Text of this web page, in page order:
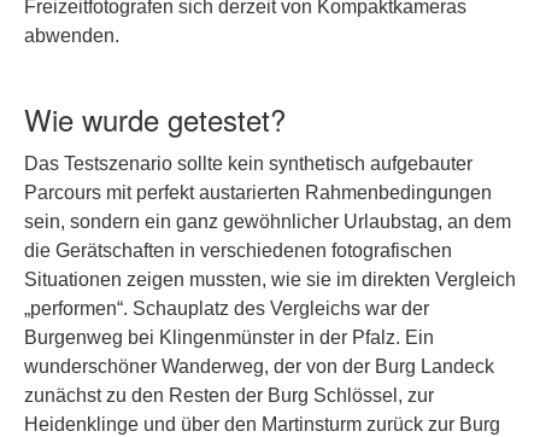
Freizeitfotografen sich derzeit von Kompaktkameras
abwenden.
Wie wurde getestet?
Das Testszenario sollte kein synthetisch aufgebauter
Parcours mit perfekt austarierten Rahmenbedingungen
sein, sondern ein ganz gewöhnlicher Urlaubstag, an dem
die Gerätschaften in verschiedenen fotografischen
Situationen zeigen mussten, wie sie im direkten Vergleich
„performen“. Schauplatz des Vergleichs war der
Burgenweg bei Klingenmünster in der Pfalz. Ein
wunderschöner Wanderweg, der von der Burg Landeck
zunächst zu den Resten der Burg Schlössel, zur
Heidenklinge und über den Martinsturm zurück zur Burg